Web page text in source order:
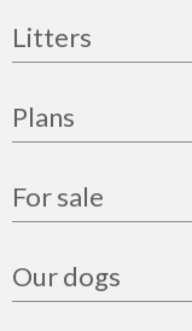
Litters
Plans
For sale
Our dogs